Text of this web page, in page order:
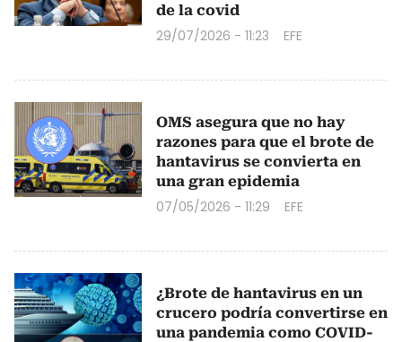
de la covid
29/07/2026 - 11:23 EFE
OMS asegura que no hay
razones para que el brote de
hantavirus se convierta en
una gran epidemia
07/05/2026 - 11:29 EFE
¿Brote de hantavirus en un
crucero podría convertirse en
una pandemia como COVID-